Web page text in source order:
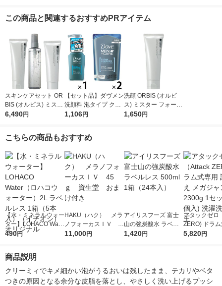
この商品と関連するおすすめPRアイテム
スキンケアセット OR
BIS (オルビス) ミスタ
ー3ステップセット メ
6,490円
【セット品】ダヴメン
洗顔料 泡タイプ クリ
ーンコンフォート ポ
1,106円
洗顔 ORBIS (オルビ
ス) ミスター フォーミ
ングウォッシュ 120g
1,650円
こちらの商品もおすすめ
【水・ミネラルウォー
ター】LOHACO Wate
r（ロハコウォータ
シ） オリジナル
490円
HAKU（ハク） メラ
ノフォーカスＩＶ 4
5ｇ 資生堂 おまけ
11,000円
アイリスフーズ 富士
山の強炭酸水 ラベル
レス 500ml 1箱（24
1,420円
アタックゼロ
ZERO) ドラ
詰め替え メガ
5,820円
商品説明
クリーミィでキメ細かい泡がうるおいは残したまま、テカリやベタ
つきの原因となる余分な皮脂を落とし、やさしく洗い上げるプッシ